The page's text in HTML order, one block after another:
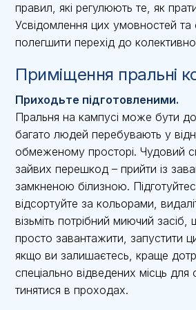
правил, які регулюють те, як
Усвідомлення цих умовностей та
полегшити перехід до
Приміщення пральні
Приходьте підготовленими.
Пральня на кампусі може бути
багато людей перебувають у
обмеженому просторі. Чудовий
зайвих перешкод – прийти із
замкненою білизною.
відсортуйте за кольорами,
візьміть потрібний миючий
просто завантажити, запустити
якщо ви залишаєтесь, краще
спеціально відведених місць для
тинятися в проходах.